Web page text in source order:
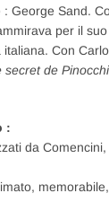
George Sand.
per il
Con
secret de
:
da